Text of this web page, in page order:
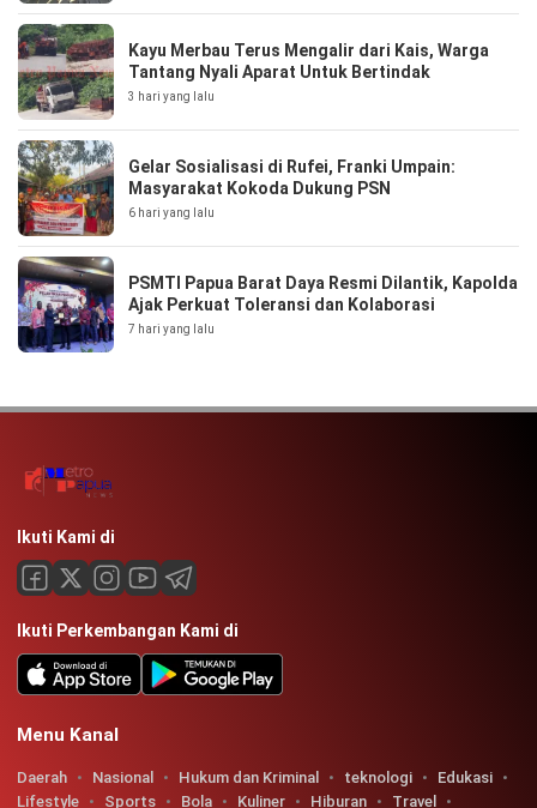
Kayu Merbau Terus Mengalir dari Kais, Warga
Tantang Nyali Aparat Untuk Bertindak
3 hari yang lalu
Gelar Sosialisasi di Rufei, Franki Umpain:
Masyarakat Kokoda Dukung PSN
6 hari yang lalu
PSMTI Papua Barat Daya Resmi Dilantik, Kapolda
Ajak Perkuat Toleransi dan Kolaborasi
7 hari yang lalu
Ikuti Kami di
Ikuti Perkembangan Kami di
Menu Kanal
Daerah Nasional Hukum dan Kriminal teknologi
Edukasi
Lifestyle
Sports Bola Kuliner Hiburan Travel